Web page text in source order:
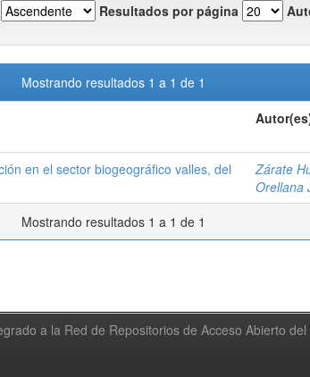
Resultados por página
Mostrando resultados 1 a 1 de 1
en el sector biogeográfico valles, del
Zárate
Orellana
Mostrando resultados 1 a 1 de 1
a la Red de Repositorios de Acceso Abierto